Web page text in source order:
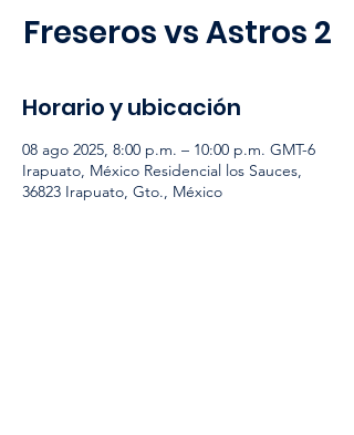
Freseros vs Astros 2
Horario y ubicación
08 ago 2025, 8:00 p.m. – 10:00 p.m. GMT-6
Irapuato, México Residencial los Sauces,
36823 Irapuato, Gto., México